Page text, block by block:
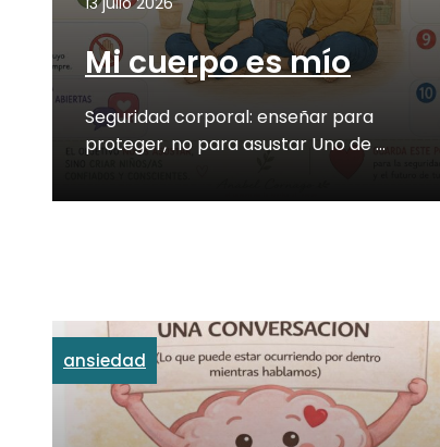
Mi cuerpo es mío
Seguridad corporal: enseñar para
proteger, no para asustar Uno de …
ansiedad